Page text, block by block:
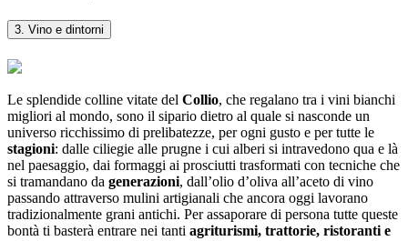
3. Vino e dintorni
Le splendide colline vitate del Collio, che regalano tra i vini bianchi
migliori al mondo, sono il sipario dietro al quale si nasconde un
universo ricchissimo di prelibatezze, per ogni gusto e per tutte le
stagioni: dalle ciliegie alle prugne i cui alberi si intravedono qua e là
nel paesaggio, dai formaggi ai prosciutti trasformati con tecniche che
si tramandano da generazioni, dall’olio d’oliva all’aceto di vino
passando attraverso mulini artigianali che ancora oggi lavorano
tradizionalmente grani antichi. Per assaporare di persona tutte queste
bontà ti basterà entrare nei tanti agriturismi, trattorie, ristoranti e